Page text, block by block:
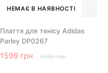
НЕМАЄ В НАЯВНОСТІ
Плаття для тенісу Adidas
Parley DP0267
1599 грн 3090 грн